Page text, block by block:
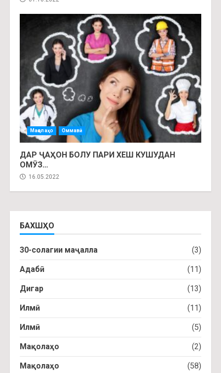
Мақолаҳо Оммавӣ
ДАР ҶАҲОН БОЛУ ПАРИ ХЕШ КУШУДАН
ОМӮЗ…
16.05.2022
БАХШҲО
30-солагии маҷалла (3)
Адабӣ (11)
Дигар (13)
Илмӣ (11)
Илмӣ (5)
Мақолаҳо (2)
Мақолаҳо (58)